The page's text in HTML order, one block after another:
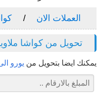
العملات الان
تحويل من كواشا
يمكنك ايضا بتحويل من يورو